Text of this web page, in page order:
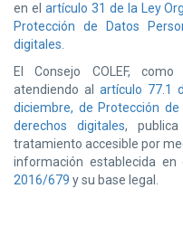
en el artículo 31 de la Ley
Protección de Datos
digitales
El Consejo COLEF,
atendiendo al artículo 77.1
diciembre, de Protección
derechos digitales,
tratamiento accesible por
información establecida en
2016/679 y su base legal.